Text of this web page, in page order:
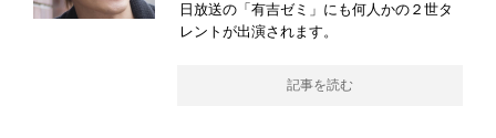
日放送の「有吉ゼミ」にも何人かの２世タ
レントが出演されます。
記事を読む